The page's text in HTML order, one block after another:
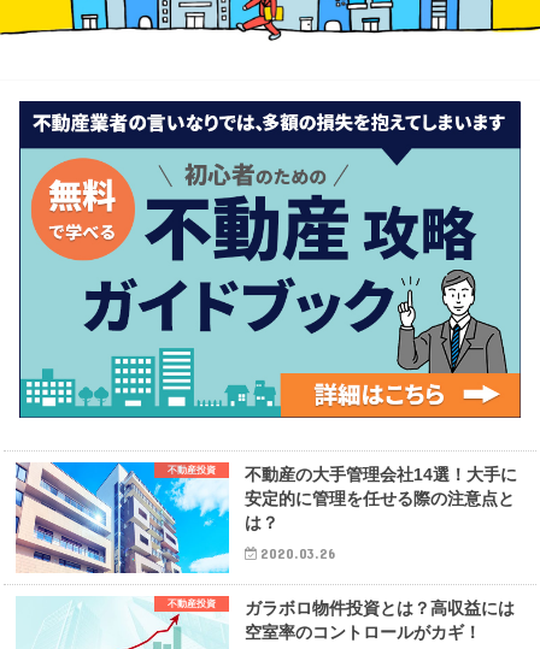
不動産投資
不動産の大手管理会社14選！大手に
安定的に管理を任せる際の注意点と
は？
2020.03.26
不動産投資
ガラボロ物件投資とは？高収益には
空室率のコントロールがカギ！